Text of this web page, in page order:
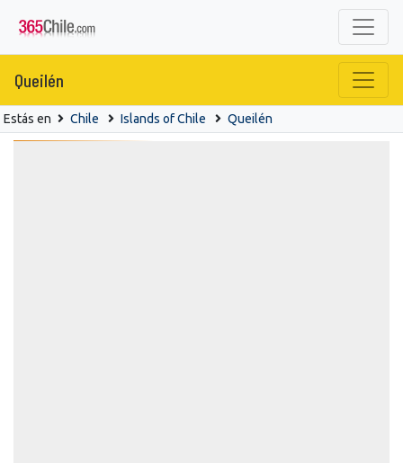
Queilén
Estás en Chile Islands of Chile Queilén